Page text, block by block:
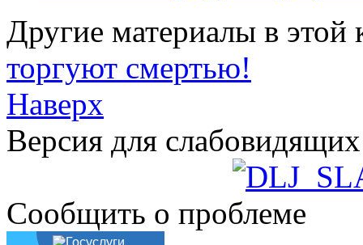
Другие материалы в этой
торгуют смертью!
Наверх
Версия для слабовидящих
Сообщить о проблеме